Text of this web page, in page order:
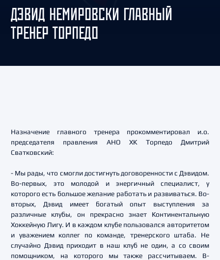
ДЭВИД НЕМИРОВСКИ ГЛАВНЫЙ
ТРЕНЕР ТОРПЕДО
Назначение главного тренера прокомментировал и.о.
председателя правления АНО ХК Торпедо Дмитрий
Сватковский:
- Мы рады, что смогли достигнуть договоренности с Дэвидом.
Во-первых, это молодой и энергичный специалист, у
которого есть большое желание работать и развиваться. Во-
вторых, Дэвид имеет богатый опыт выступления за
различные клубы, он прекрасно знает Континентальную
Хоккейную Лигу. И в каждом клубе пользовался авторитетом
и уважением коллег по команде, тренерского штаба. Не
случайно Дэвид приходит в наш клуб не один, а со своим
помощником, на которого мы также рассчитываем. В-